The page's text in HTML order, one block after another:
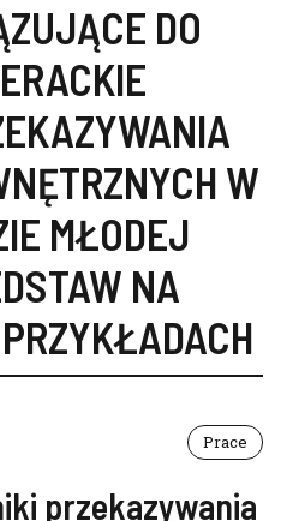
DO
W
MŁODEJ
NA
Prace
przekazywania